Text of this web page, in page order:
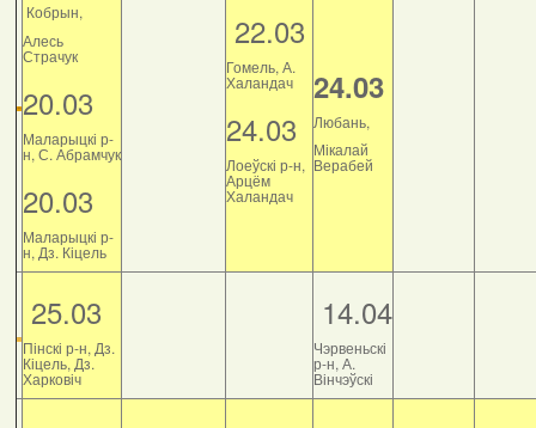
Кобрын,
Алесь
Страчук
20.03
Маларыцкі р-
н, С. Абрамчук
20.03
Маларыцкі р-
н, Дз. Кіцель
22.03
Гомель, А.
Халандач
24.03
Лоеўскі р-н,
Арцём
Халандач
24.03
Любань,
Мікалай
Верабей
25.03
Пінскі р-н, Дз.
Кіцель, Дз.
Харковіч
14.04
Чэрвеньскі
р-н, А.
Вінчэўскі